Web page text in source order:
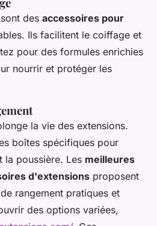
des accessoires pour
Ils facilitent le coiffage et
pour des formules enrichies
nourrir et protéger les
la vie des extensions.
boîtes spécifiques pour
la poussière. Les meilleures
d'extensions proposent
rangement pratiques et
des options variées,